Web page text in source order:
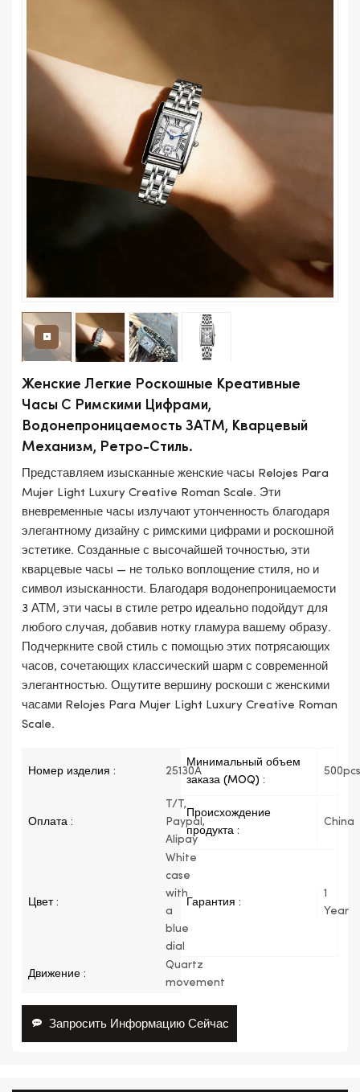
Женские Легкие Роскошные Креативные
Часы С Римскими Цифрами,
Водонепроницаемость 3ATM, Кварцевый
Механизм, Ретро-Стиль.
Представляем изысканные женские часы Relojes Para
Mujer Light Luxury Creative Roman Scale. Эти
вневременные часы излучают утонченность благодаря
элегантному дизайну с римскими цифрами и роскошной
эстетике. Созданные с высочайшей точностью, эти
кварцевые часы — не только воплощение стиля, но и
символ изысканности. Благодаря водонепроницаемости
3 АТМ, эти часы в стиле ретро идеально подойдут для
любого случая, добавив нотку гламура вашему образу.
Подчеркните свой стиль с помощью этих потрясающих
часов, сочетающих классический шарм с современной
элегантностью. Ощутите вершину роскоши с женскими
часами Relojes Para Mujer Light Luxury Creative Roman
Scale.
Номер изделия : 25130A
Минимальный объем
заказа (MOQ) :
500pcs
Оплата :
T/T,
Paypal,
Alipay
Происхождение
продукта :
China
Цвет :
White
case
with
a
blue
dial
Гарантия :
1
Year
Движение :
Quartz
movement
Запросить Информацию Сейчас